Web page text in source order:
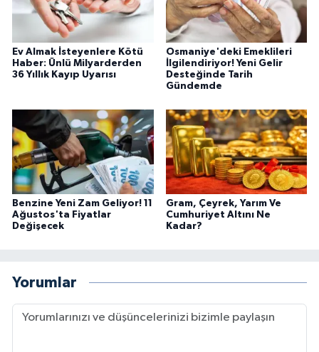
Ev Almak İsteyenlere Kötü
Haber: Ünlü Milyarderden
36 Yıllık Kayıp Uyarısı
Osmaniye'deki Emeklileri
İlgilendiriyor! Yeni Gelir
Desteğinde Tarih
Gündemde
Benzine Yeni Zam Geliyor! 11
Ağustos'ta Fiyatlar
Değişecek
Gram, Çeyrek, Yarım Ve
Cumhuriyet Altını Ne
Kadar?
Yorumlar